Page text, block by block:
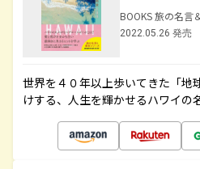
BOOKS 旅の名言
2022.05.26 発売
世界を４０年以上歩いてきた「地
けする、人生を輝かせるハワイの